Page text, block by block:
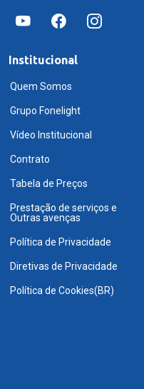
Institucional
Quem Somos
Grupo Fonelight
Vídeo Institucional
Contrato
Tabela de Preços
Prestação de serviços e
Outras avenças
Política de Privacidade
Diretivas de Privacidade
Política de Cookies(BR)